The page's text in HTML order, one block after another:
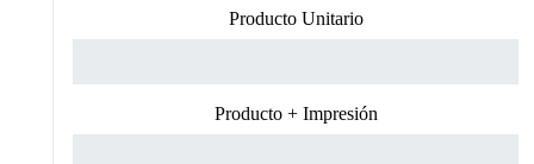
Producto Unitario
Producto + Impresión